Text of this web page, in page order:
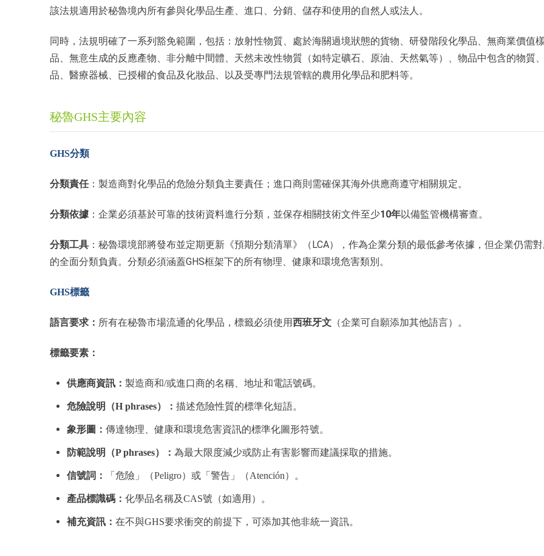
該法規適用於秘魯境內所有參與化學品生產、進口、分銷、儲存和使用的自然人或法人。
同時，法規明確了一系列豁免範圍，包括：放射性物質、處於海關過境狀態的貨物、研發階段化學品、無商業價值
品、無意生成的反應產物、非分離中間體、天然未改性物質（如特定礦石、原油、天然氣等）、物品中包含的物質
品、醫療器械、已授權的食品及化妝品、以及受專門法規管轄的農用化學品和肥料等。
秘魯GHS主要內容
GHS分類
分類責任：製造商對化學品的危險分類負主要責任；進口商則需確保其海外供應商遵守相關規定。
分類依據 ：企業必須基於可靠的技術資料進行分類，並保存相關技術文件至少10年以備監管機構審查。
分類工具 ：秘魯環境部將發布並定期更新《預期分類清單》（LCA），作為企業分類的最低參考依據，但企業仍需
的全面分類負責。分類必須涵蓋GHS框架下的所有物理、健康和環境危害類別。
GHS標籤
語言要求 ： 所有在秘魯市場流通的化學品，標籤必須使用西班牙文 （企業可自願添加其他語言）。
標籤要素：
供應商資訊： 製造商和/或進口商的名稱、地址和電話號碼。
危險說明（H phrases）： 描述危險性質的標準化短語。
象形圖： 傳達物理、健康和環境危害資訊的標準化圖形符號。
防範說明（P phrases）： 為最大限度減少或防止有害影響而建議採取的措施。
信號詞： 「危險」（Peligro）或「警告」（Atención）。
產品標識碼： 化學品名稱及CAS號（如適用）。
補充資訊： 在不與GHS要求衝突的前提下，可添加其他非統一資訊。